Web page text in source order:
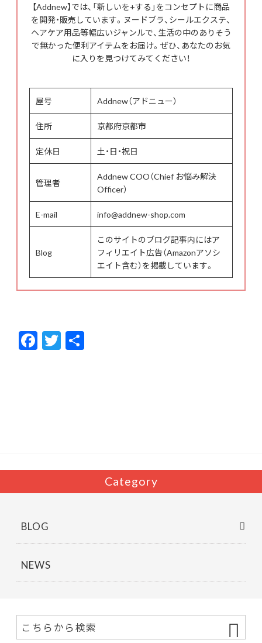
【Addnew】では、「新しいを+する」をコンセプトに商品
を開発・販売しています。ヌードブラ、シールエクステ、
ヘアケア用品等幅広いジャンルで、生活の中のありそう
で無かった便利アイテムをお届け。ぜひ、あなたのお気
に入りを見つけてみてください！
屋号 Addnew（アドニュー）
住所 京都府京都市
定休日 土・日・祝日
管理者
Addnew COO（Chief お悩み解決
Officer）
E-mail info@addnew-shop.com
Blog
このサイトのブログ記事内にはア
フィリエイト広告（Amazonアソシ
エイト含む）を掲載しています。
F
ac
T
w
Category
BLOG
NEWS